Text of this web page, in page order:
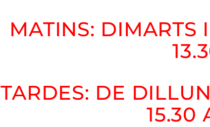
MATINS: DIMARTS
TARDES: DE
15.30